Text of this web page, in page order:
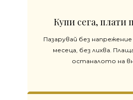
Купи сега, плати
Пазарувай без напрежение
месеца, без лихва.
останалото на